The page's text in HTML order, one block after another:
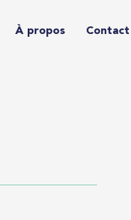
À propos Contact